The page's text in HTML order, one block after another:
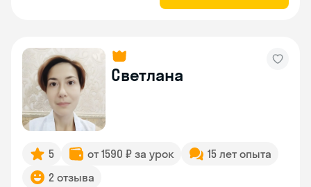
Светлана
5 от 1590 ₽ за урок
15 лет опыта
2 отзыва